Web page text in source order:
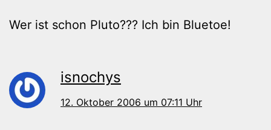
Wer ist schon Pluto??? Ich bin Bluetoe!
isnochys
12. Oktober 2006 um 07:11 Uhr